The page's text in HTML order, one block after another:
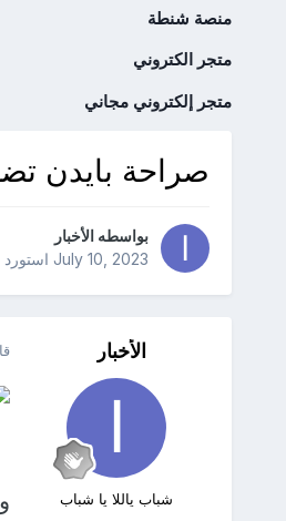
منصة شنطة
متجر الكتروني
متجر إلكتروني مجاني
صراحة بايدن
بواسطه الأخبار
July 10, 2023استورد
الأخبار
شباب ياللا يا شباب